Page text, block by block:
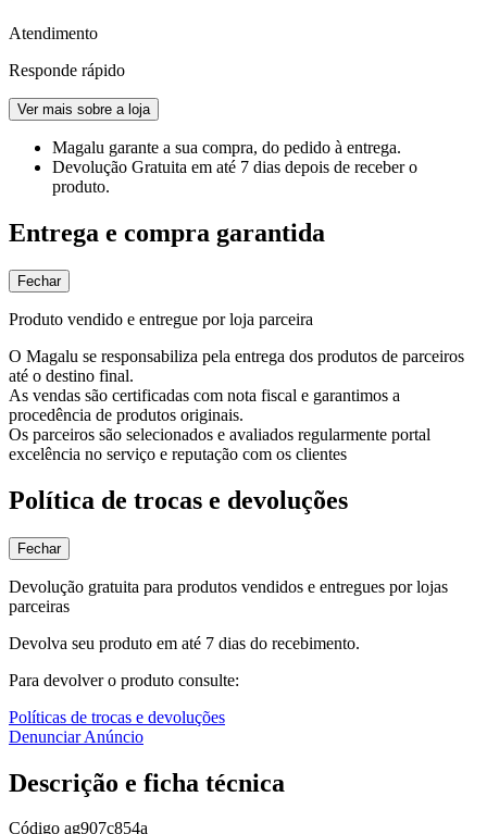
Atendimento
Responde rápido
Ver mais sobre a loja
Magalu garante a sua compra, do pedido à entrega.
Devolução Gratuita em até 7 dias depois de receber o
produto.
Entrega e compra garantida
Fechar
Produto vendido e entregue por loja parceira
O Magalu se responsabiliza pela entrega dos produtos de parceiros
até o destino final.
As vendas são certificadas com nota fiscal e garantimos a
procedência de produtos originais.
Os parceiros são selecionados e avaliados regularmente portal
excelência no serviço e reputação com os clientes
Política de trocas e devoluções
Fechar
Devolução gratuita para produtos vendidos e entregues por lojas
parceiras
Devolva seu produto em até 7 dias do recebimento.
Para devolver o produto consulte:
Políticas de trocas e devoluções
Denunciar Anúncio
Descrição e ficha técnica
Código ag907c854a